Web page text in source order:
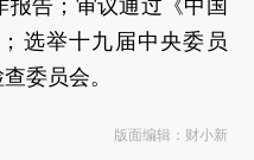
告；审议通过《中国
选举十九届中央委员
委员会。
版面编辑：财小新